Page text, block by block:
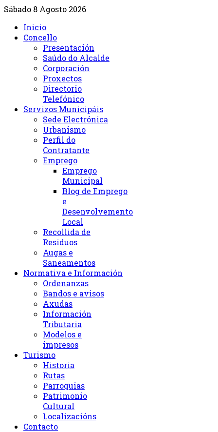
Sábado 8 Agosto 2026
Inicio
Concello
Presentación
Saúdo do Alcalde
Corporación
Proxectos
Directorio
Telefónico
Servizos Municipáis
Sede Electrónica
Urbanismo
Perfil do
Contratante
Emprego
Emprego
Municipal
Blog de Emprego
e
Desenvolvemento
Local
Recollida de
Residuos
Augas e
Saneamentos
Normativa e Información
Ordenanzas
Bandos e avisos
Axudas
Información
Tributaria
Modelos e
impresos
Turismo
Historia
Rutas
Parroquias
Patrimonio
Cultural
Localizacións
Contacto